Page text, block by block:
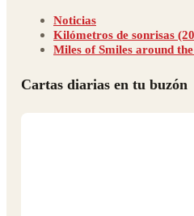
Noticias
Kilómetros de sonrisas
Miles of Smiles around
Cartas diarias en tu buzón